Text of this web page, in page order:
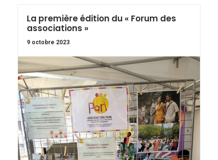
La première édition du « Forum des
associations »
9 octobre 2023